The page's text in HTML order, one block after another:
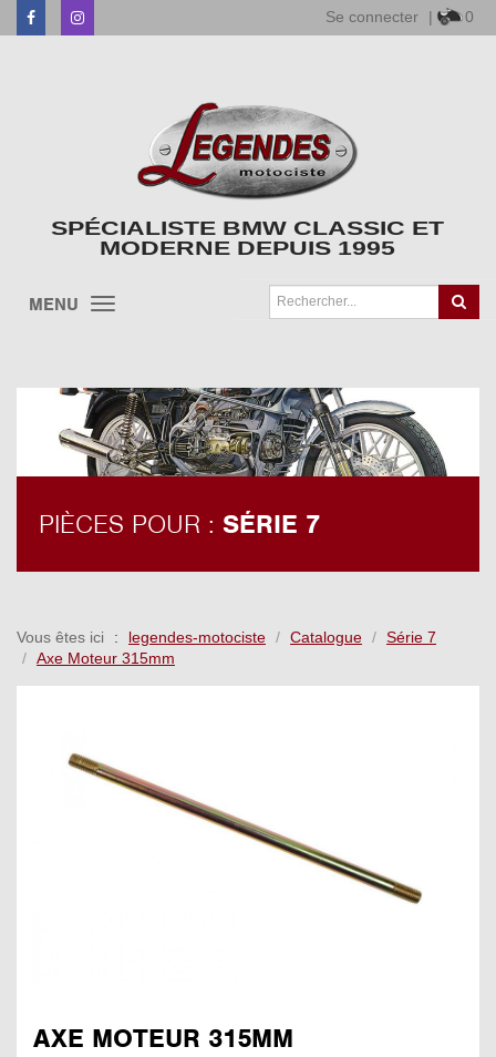
FacebookInstagram Se connecter | 0
SPÉCIALISTE BMW CLASSIC ET
MODERNE DEPUIS 1995
MENU
PIÈCES POUR : SÉRIE 7
Vous êtes ici legendes-motociste Catalogue
Série 7
Axe Moteur 315mm
AXE MOTEUR 315MM